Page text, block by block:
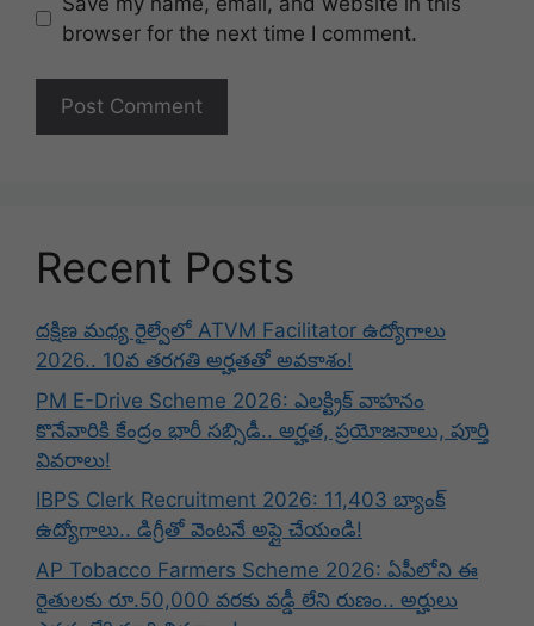
browser for the next time I comment.
Recent Posts
దక్షిణ మధ్య రైల్వేలో ATVM Facilitator ఉద్యోగాలు
2026.. 10వ తరగతి అర్హతతో అవకాశం!
PM E-Drive Scheme 2026: ఎలక్ట్రిక్ వాహనం
కొనేవారికి కేంద్రం భారీ సబ్సిడీ.. అర్హత, ప్రయోజనాలు, పూర్తి
వివరాలు!
IBPS Clerk Recruitment 2026: 11,403 బ్యాంక్
ఉద్యోగాలు.. డిగ్రీతో వెంటనే అప్లై చేయండి!
AP Tobacco Farmers Scheme 2026: ఏపీలోని ఈ
రైతులకు రూ.50,000 వరకు వడ్డీ లేని రుణం.. అర్హులు